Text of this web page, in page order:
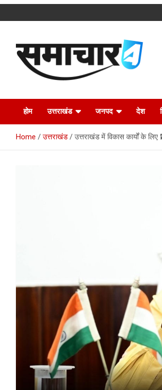
to
Samachar4u
होम उत्तराखंड जनपद देश
Home उत्तराखंड उत्तराखंड में विकास कार्यों के